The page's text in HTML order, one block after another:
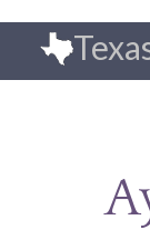
contenido
principal